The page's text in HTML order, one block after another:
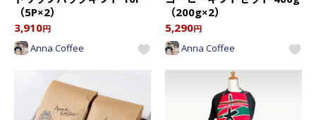
（5P×2）
3,910円
Anna Coffee
（200g×2）
5,290円
Anna Coffee